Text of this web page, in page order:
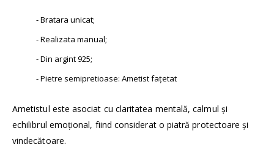
- Bratara unicat;
- Realizata manual;
- Din argint 925;
- Pietre semipretioase: Ametist fațetat
Ametistul este asociat cu claritatea mentală, calmul și
echilibrul emoțional, fiind considerat o piatră protectoare și
vindecătoare.